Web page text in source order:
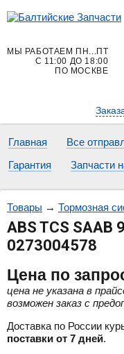
МЫ РАБОТАЕМ ПН...ПТ
С 11:00 ДО 18:00
ПО МОСКВЕ
Главная Все
Гарантия
Запчасти
Товары → Тормозная
ABS TCS SAAB
0273004578
Цена по
цена не указана в
возможен заказ с
Доставка по России
поставки от 7 дней.